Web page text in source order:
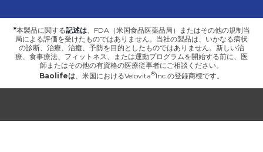
*本製品に関する記述は、FDA（米国食品医薬品局）またはその他の規制当
局による評価を受けたものではありません。当社の製品は、いかなる病状
の診断、治療、治癒、予防を目的としたものではありません。新しい治
療、食事療法、フィットネス、または運動プログラムを開始する前に、医
師またはその他の有資格の医療従事者にご相談ください。
Baolifeは、 米国におけるVelovita Inc.の登録商標です。